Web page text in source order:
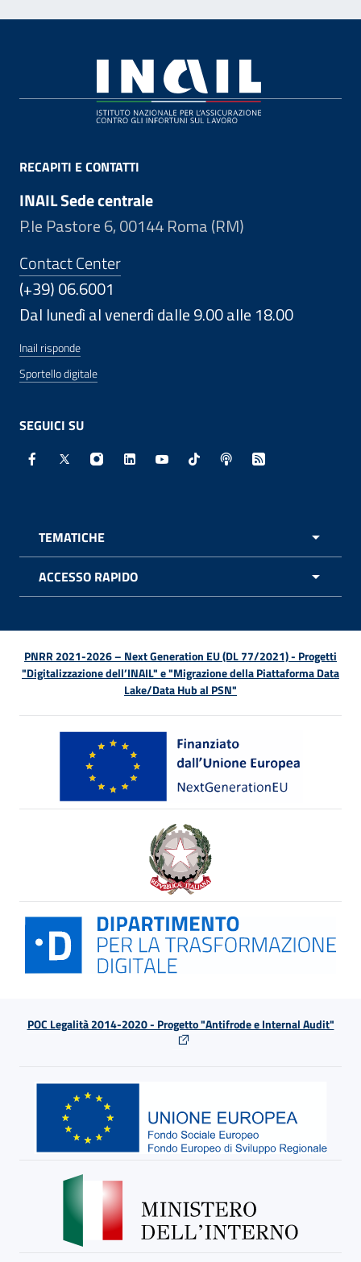
RECAPITI E CONTATTI
INAIL Sede centrale
P.le Pastore 6, 00144 Roma (RM)
Contact Center
(+39) 06.6001
Dal lunedì al venerdì dalle 9.00 alle 18.00
Inail risponde
Sportello digitale
SEGUICI SU
Facebook - Sito esterno - Apertura in nuova finestra
X - Sito esterno - Apertura in nuova finestra
Instagram - Sito esterno - Apertura in
Linkedin - Sito esterno - Apertura in
Youtube - Sito esterno -
TikTok - Sito esterno -
Spreaker - Sito
Feed RSS -
TEMATICHE
ACCESSO RAPIDO
PNRR 2021-2026 – Next Generation EU (DL 77/2021) - Progetti
"Digitalizzazione dell’INAIL" e "Migrazione della Piattaforma Data
Lake/Data Hub al PSN"
POC Legalità 2014-2020 - Progetto "Antifrode e Internal Audit"